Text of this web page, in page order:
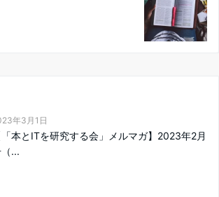
年3月1日
「本とITを研究する会」メルマガ】2023年2月
...